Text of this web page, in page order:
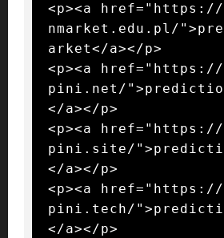
<p><a
nmarket.edu.pl/
arket</a></p>
<p><a href="https://
pini.net/
</a></p>
<p><a href="https://
pini.site/
</a></p>
<p><a href="https://
pini.tech/
</a></p>